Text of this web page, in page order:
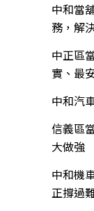
中和當
務，解
中正區
實、最
中和汽
信義區
大做強
中和機
正撐過